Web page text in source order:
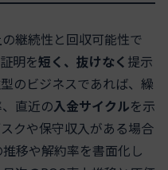
継続性と回収可能性で
明を短く、抜けなく 提示
のビジネスであれば、繰
直近の入金サイクルを示
クや保守収入がある場合
推移や解約率を書面化し